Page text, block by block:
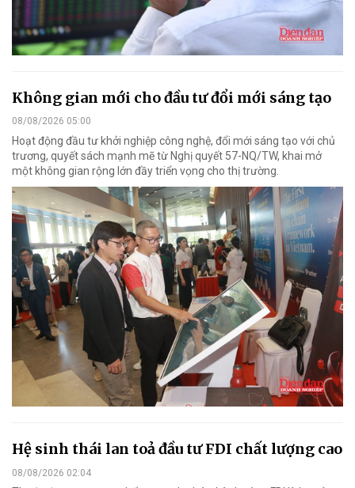
Không gian mới cho đầu tư đổi mới sáng tạo
08/08/2026 05:00
Hoạt động đầu tư khởi nghiệp công nghệ, đổi mới sáng tạo với chủ
trương, quyết sách mạnh mẽ từ Nghị quyết 57-NQ/TW, khai mở
một không gian rộng lớn đầy triển vọng cho thị trường.
Hệ sinh thái lan toả đầu tư FDI chất lượng cao
08/08/2026 02:04